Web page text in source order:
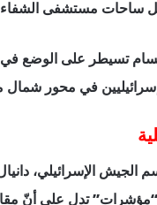
تسيطر على الوضع
الجيش الإسرائيلي،
تدل على أنّ